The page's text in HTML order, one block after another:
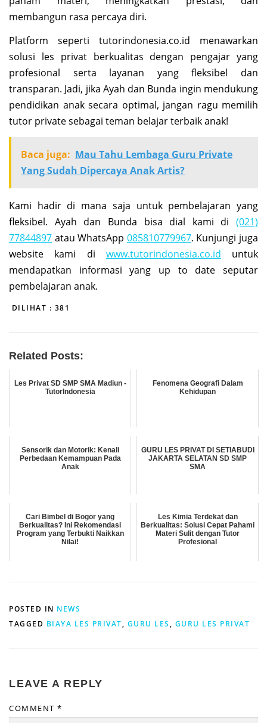
membangun rasa percaya diri.
Platform seperti tutorindonesia.co.id menawarkan
solusi les privat berkualitas dengan pengajar yang
profesional serta layanan yang fleksibel dan
transparan. Jadi, jika Ayah dan Bunda ingin mendukung
pendidikan anak secara optimal, jangan ragu memilih
tutor private sebagai teman belajar terbaik anak!
Baca juga: Mau Tahu Lembaga Guru Private
Yang Sudah Dipercaya Anak Artis?
Kami hadir di mana saja untuk pembelajaran yang
fleksibel. Ayah dan Bunda bisa dial kami di (021)
77844897 atau WhatsApp 085810779967. Kunjungi juga
website kami di www.tutorindonesia.co.id untuk
mendapatkan informasi yang up to date seputar
pembelajaran anak.
DILIHAT : 381
Related Posts:
Les Privat SD SMP SMA Madiun -
TutorIndonesia
Fenomena Geografi Dalam
Kehidupan
Sensorik dan Motorik: Kenali
Perbedaan Kemampuan Pada
Anak
GURU LES PRIVAT DI SETIABUDI
JAKARTA SELATAN SD SMP
SMA
Cari Bimbel di Bogor yang
Berkualitas? Ini Rekomendasi
Program yang Terbukti Naikkan
Nilai!
Les Kimia Terdekat dan
Berkualitas: Solusi Cepat Pahami
Materi Sulit dengan Tutor
Profesional
POSTED IN NEWS
TAGGED BIAYA LES PRIVAT, GURU LES, GURU LES PRIVAT
LEAVE A REPLY
COMMENT *